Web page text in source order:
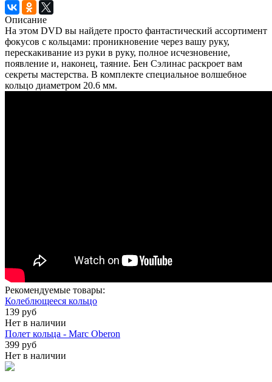
Описание
На этом DVD вы найдете просто фантастический ассортимент
фокусов с кольцами: проникновение через вашу руку,
перескакивание из руки в руку, полное исчезновение,
появление и, наконец, таяние. Бен Сэлинас раскроет вам
секреты мастерства. В комплекте специальное волшебное
кольцо диаметром 20.6 мм.
Рекомендуемые товары:
Колеблющееся кольцо
139 руб
Нет в наличии
Полет кольца - Marc Oberon
399 руб
Нет в наличии